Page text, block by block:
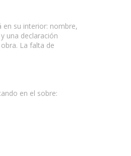
en su interior: nombre,
una declaración
La falta de
en el sobre: